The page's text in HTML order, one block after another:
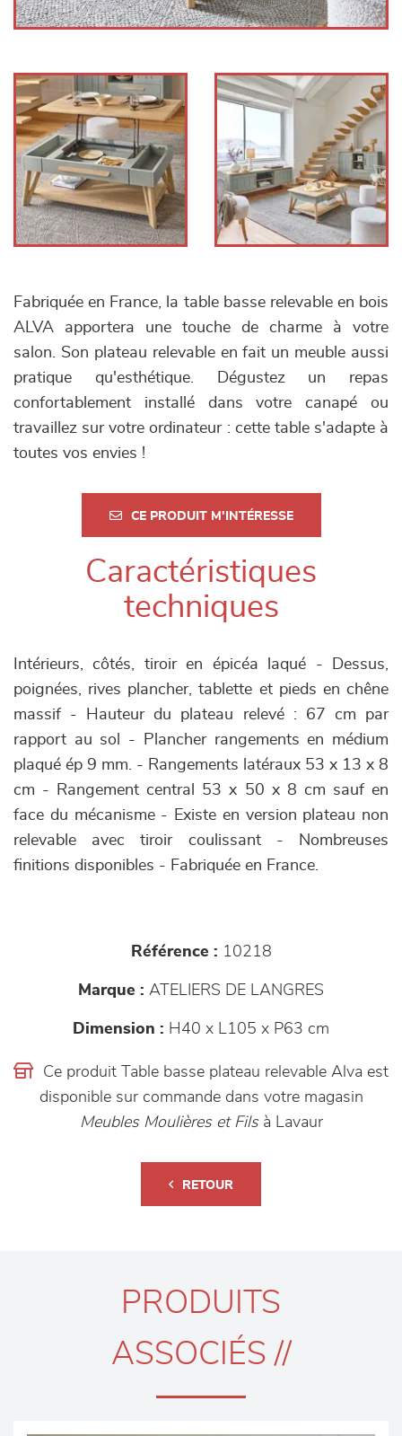
Fabriquée en France, la table basse relevable en bois
ALVA apportera une touche de charme à votre
salon. Son plateau relevable en fait un meuble aussi
pratique qu'esthétique. Dégustez un repas
confortablement installé dans votre canapé ou
travaillez sur votre ordinateur : cette table s'adapte à
toutes vos envies !
CE PRODUIT M'INTÉRESSE
Caractéristiques
techniques
Intérieurs, côtés, tiroir en épicéa laqué - Dessus,
poignées, rives plancher, tablette et pieds en chêne
massif - Hauteur du plateau relevé : 67 cm par
rapport au sol - Plancher rangements en médium
plaqué ép 9 mm. - Rangements latéraux 53 x 13 x 8
cm - Rangement central 53 x 50 x 8 cm sauf en
face du mécanisme - Existe en version plateau non
relevable avec tiroir coulissant - Nombreuses
finitions disponibles - Fabriquée en France.
Référence : 10218
Marque : ATELIERS DE LANGRES
Dimension : H40 x L105 x P63 cm
Ce produit Table basse plateau relevable Alva est
disponible sur commande dans votre magasin
Meubles Moulières et Filsà Lavaur
RETOUR
PRODUITS
ASSOCIÉS //